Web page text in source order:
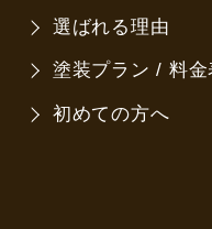
選ばれる理由
塗装プラン / 料金
初めての方へ